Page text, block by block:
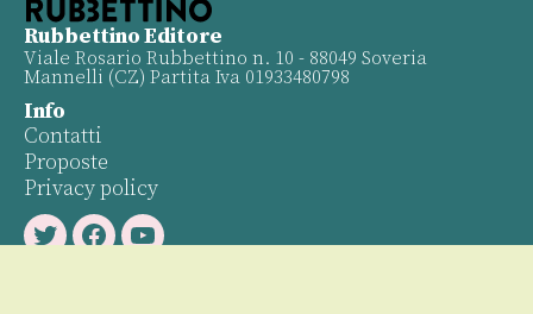
Rubbettino Editore
Viale Rosario Rubbettino n. 10 - 88049 Soveria
Mannelli (CZ) Partita Iva 01933480798
Info
Contatti
Proposte
Privacy policy
TwitterFacebookYoutube